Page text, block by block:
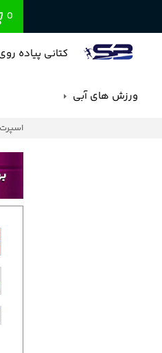
0
کتانی پیاده
ورزش های آبی
اسپرت